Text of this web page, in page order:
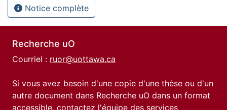
Notice complète
Recherche uO
Courriel : ruor@uottawa.ca
Si vous avez besoin d'une copie d'une thèse ou d'un
autre document dans Recherche uO dans un format
accessible, contactez l'équipe des services